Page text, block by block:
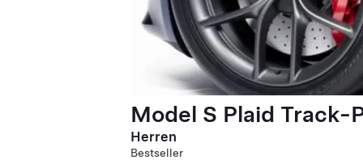
Model S Plaid Track-
Herren
Bestseller